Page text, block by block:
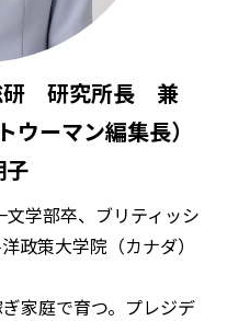
研 研究所長 兼
ーマン編集長）
子
学部卒、ブリティッシ
政策大学院（カナダ）
家庭で育つ。プレジデ